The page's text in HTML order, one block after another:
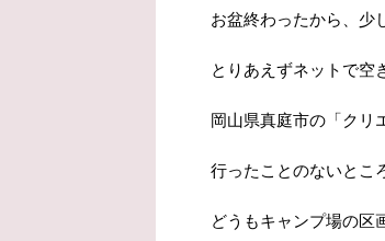
お盆終わったから、少
とりあえずネットで空
岡山県真庭市の「クリ
行ったことのないとこ
どうもキャンプ場の区